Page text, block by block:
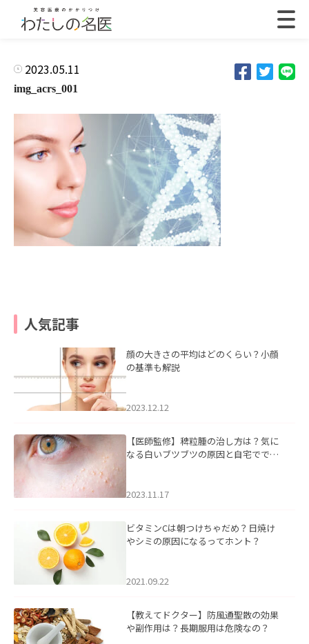
2023.05.11
img_acrs_001
人気記事
顔の大きさの平均はどのくらい？小顔
の基準も解説
2023.12.12
【医師監修】稗粒腫の治し方は？気に
なる白いブツブツの原因と自宅ででき
2023.11.17
ビタミンCは朝つけちゃだめ？日焼け
やシミの原因になるってホント？
2021.09.22
【教えてドクター】防風通聖散の効果
や副作用は？長期服用は危険なの？